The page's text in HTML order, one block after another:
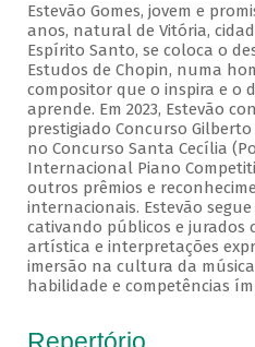
Estevão Gomes, jovem e
anos, natural de Vitória,
Espírito Santo, se coloca o
Estudos de Chopin, numa
compositor que o inspira e o
aprende. Em 2023, Estevão
prestigiado Concurso
no Concurso Santa Cecília
Internacional Piano
outros prêmios e
internacionais. Estevão
cativando públicos e jurados
artística e interpretações
imersão na cultura da
habilidade e competências